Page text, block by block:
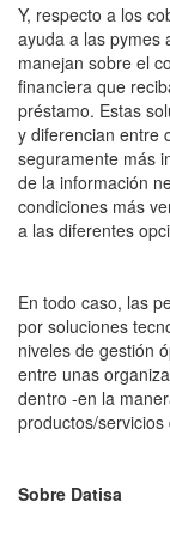
Y, respecto a los
ayuda a las pymes
manejan sobre el
financiera que
préstamo. Estas
y diferencian entre
seguramente más
de la información
condiciones más
a las diferentes
En todo caso, las
por soluciones
niveles de gestión
entre unas
dentro -en la
productos/
Sobre Datisa